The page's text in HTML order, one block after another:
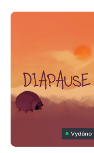
Vydáno